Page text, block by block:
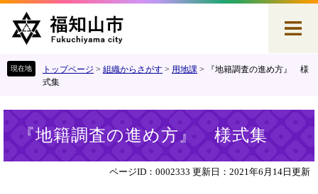
す
し
トップページ > 組織からさがす > 用地課 >
『地籍調査の進め方』 様
式集
『地籍調査の進め方』 様式集
ページID：0002333 更新日：2021年6月14日更新